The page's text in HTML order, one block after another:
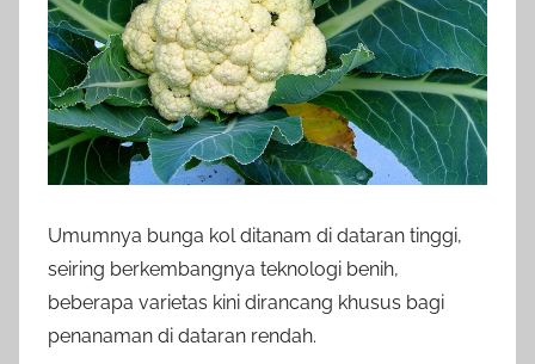
Umumnya bunga kol ditanam di dataran tinggi,
seiring berkembangnya teknologi benih,
beberapa varietas kini dirancang khusus bagi
penanaman di dataran rendah.